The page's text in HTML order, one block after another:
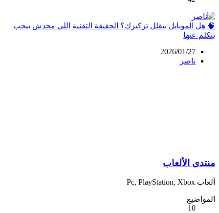
🧠 هل الموبايل بيقلل تركيزك؟ الحقيقة التقنية اللي محدش بيحب
يتكلم عنها
2026/01/27
ناصر
منتدى الألعاب
ألعاب Pc, PlayStation, Xbox
المواضيع
10